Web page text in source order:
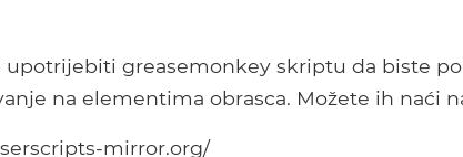
upotrijebiti greasemonkey skriptu da biste
na elementima obrasca. Možete ih naći
mirror.org/